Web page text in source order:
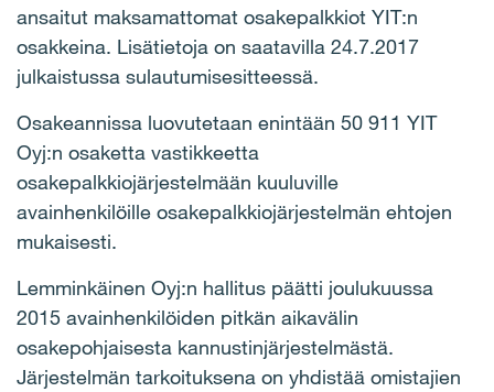
ansaitut maksamattomat osakepalkkiot YIT:n
osakkeina. Lisätietoja on saatavilla 24.7.2017
julkaistussa sulautumisesitteessä.
Osakeannissa luovutetaan enintään 50 911 YIT
Oyj:n osaketta vastikkeetta
osakepalkkiojärjestelmään kuuluville
avainhenkilöille osakepalkkiojärjestelmän ehtojen
mukaisesti.
Lemminkäinen Oyj:n hallitus päätti joulukuussa
2015 avainhenkilöiden pitkän aikavälin
osakepohjaisesta kannustinjärjestelmästä.
Järjestelmän tarkoituksena on yhdistää omistajien